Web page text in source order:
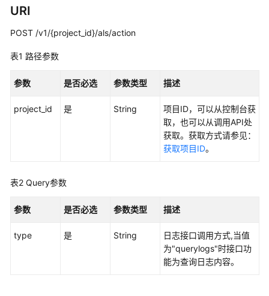
明
快
入
户
佳
践
API
URI
POST /v1/{project_id}/als/action
表1 路径参数
参数 是否必选 参数类型 描述
project_id 是 String
项目ID，可以从控制台获
取，也可以从调用API处
获取。获取方式请参见：
获取项目ID。
表2 Query参数
参数 是否必选 参数类型 描述
type 是 String
日志接口调用方式,当值
为"querylogs"时接口功
能为查询日志内容。